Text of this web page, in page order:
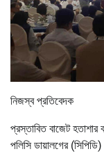
নিজস্ব প্রতিবেদক
প্রস্তাবিত বাজেট হতাশার
পলিসি ডায়ালগের